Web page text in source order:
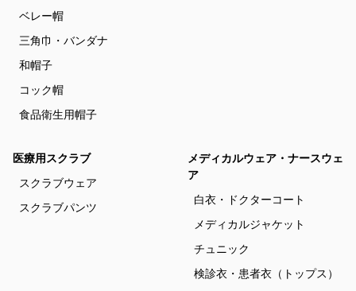
ベレー帽
三角巾・バンダナ
和帽子
コック帽
食品衛生用帽子
医療用スクラブ
スクラブウェア
スクラブパンツ
メディカルウェア・ナースウェ
ア
白衣・ドクターコート
メディカルジャケット
チュニック
検診衣・患者衣（トップス）